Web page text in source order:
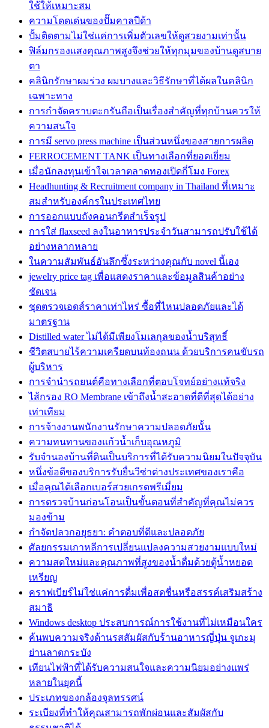
ใช้ให้เหมาะสม
ความโดดเด่นของปั๊มคาลปีด้า
ปั้มติดตามไม่ใช่แค่การเพิ่มตัวเลขให้ดูสวยงามเท่านั้น
ฟิล์มกรองแสงคุณภาพสูงจึงช่วยให้ทุกมุมของบ้านดูสบาย
ตา
คลินิกรักษาผมร่วง ผมบางและวิธีรักษาที่ได้ผลในคลินิก
เฉพาะทาง
การกำจัดคราบตะกรันถือเป็นเรื่องสำคัญที่ทุกบ้านควรให้
ความสนใจ
การมี servo press machine เป็นส่วนหนึ่งของสายการผลิต
FERROCEMENT TANK เป็นทางเลือกที่ยอดเยี่ยม
เมื่อนักลงทุนเข้าใจเวลาตลาดทองเปิดกี่โมง Forex
Headhunting & Recruitment company in Thailand ที่เหมาะ
สมสำหรับองค์กรในประเทศไทย
การออกแบบถังคอนกรีตสำเร็จรูป
การใส่ flaxseed ลงในอาหารประจำวันสามารถปรับใช้ได้
อย่างหลากหลาย
ในความสัมพันธ์อันลึกซึ้งระหว่างคุณกับ novel นี้เอง
jewelry price tag เพื่อแสดงราคาและข้อมูลสินค้าอย่าง
ชัดเจน
ชุดตรวจเอดส์ราคาเท่าไหร่ ซื้อที่ไหนปลอดภัยและได้
มาตรฐาน
Distilled water ไม่ได้มีเพียงโมเลกุลของน้ำบริสุทธิ์
ชีวิตสบายไร้ความเครียดบนท้องถนน ด้วยบริการคนขับรถ
ผู้บริหาร
การจำนำรถยนต์คือทางเลือกที่ตอบโจทย์อย่างแท้จริง
ไส้กรอง RO Membrane เข้าถึงน้ำสะอาดที่ดีที่สุดได้อย่าง
เท่าเทียม
การจ้างงานพนักงานรักษาความปลอดภัยนั้น
ความทนทานของแก้วน้ำเก็บอุณหภูมิ
รับจำนองบ้านที่ดินเป็นบริการที่ได้รับความนิยมในปัจจุบัน
หนึ่งข้อดีของบริการรับยื่นวีซ่าต่างประเทศของเราคือ
เมื่อคุณได้เลือกเบอร์สวยเกรดพรีเมี่ยม
การตรวจบ้านก่อนโอนเป็นขั้นตอนที่สำคัญที่คุณไม่ควร
มองข้าม
กำจัดปลวกอยุธยา: คำตอบที่ดีและปลอดภัย
ศัลยกรรมเกาหลีการเปลี่ยนแปลงความสวยงามแบบใหม่
ความสดใหม่และคุณภาพที่สูงของน้ำดื่มด้วยตู้น้ำหยอด
เหรียญ
คราฟเบียร์ไม่ใช่แค่การดื่มเพื่อสดชื่นหรือสรรค์เสริมสร้าง
สมาธิ
Windows desktop ประสบการณ์การใช้งานที่ไม่เหมือนใคร
ค้นพบความจริงด้านรสสัมผัสกับร้านอาหารญี่ปุ่น จูเกะมุ
ย่านลาดกระบัง
เทียนไฟฟ้าที่ได้รับความสนใจและความนิยมอย่างแพร่
หลายในยุคนี้
ประเภทของกล้องจุลทรรศน์
ระเบียงที่ทำให้คุณสามารถพักผ่อนและสัมผัสกับ